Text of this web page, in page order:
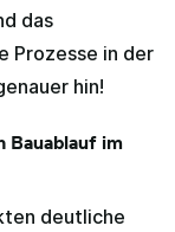
das
Prozesse in der
hin!
Bauablauf im
deutliche